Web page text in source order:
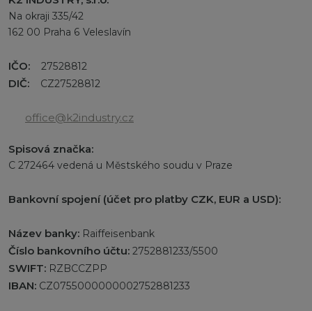
Na okraji 335/42
162 00 Praha 6 Veleslavín
IČO: 27528812
DIČ: CZ27528812
office@k2industry.cz
Spisová značka:
C 272464 vedená u Městského soudu v Praze
Bankovní spojení (účet pro platby CZK, EUR a USD):
Název banky: Raiffeisenbank
Číslo bankovního účtu: 2752881233/5500
SWIFT: RZBCCZPP
IBAN: CZ0755000000002752881233